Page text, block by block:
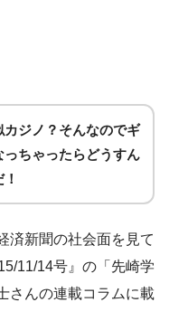
ジノ？そんなのでギ
っちゃったらどうすん
済新聞の社会面を見て
11/14号』の「先崎学
さんの連載コラムに載